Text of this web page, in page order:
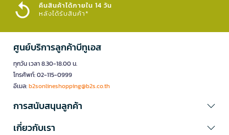
คืนสินค้าได้ภายใน 14 วัน
หลังได้รับสินค้า*
ศูนย์บริการลูกค้าบีทูเอส
ทุกวัน เวลา 8.30-18.00 น.
โทรศัพท์: 02-115-0999
อีเมล:b2sonlineshopping@b2s.co.th
การสนับสนุนลูกค้า
เกี่ยวกับเรา